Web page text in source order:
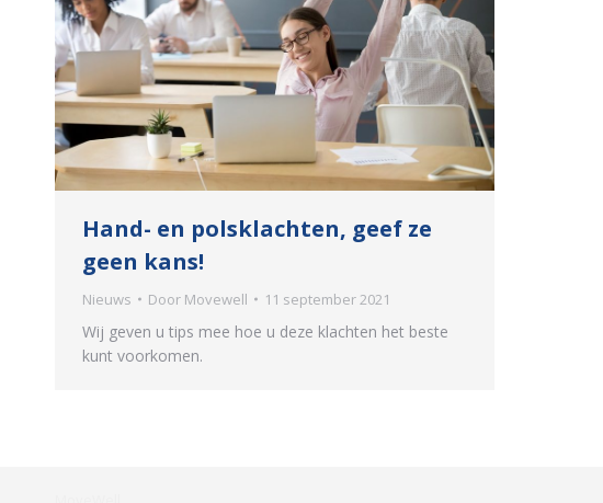
Hand- en polsklachten, geef ze
geen kans!
Nieuws Door Movewell 11 september 2021
Wij geven u tips mee hoe u deze klachten het beste
kunt voorkomen.